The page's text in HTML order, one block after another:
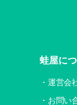
蛙屋に
運営会
お問い